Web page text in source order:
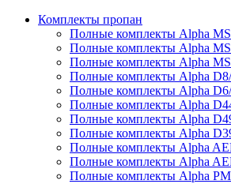
Комплекты пропан
Полные комплекты Alpha
Полные комплекты Alpha
Полные комплекты Alpha
Полные комплекты Alpha
Полные комплекты Alpha
Полные комплекты Alpha
Полные комплекты Alpha
Полные комплекты Alpha
Полные комплекты Alpha
Полные комплекты Alpha
Полные комплекты Alpha PM